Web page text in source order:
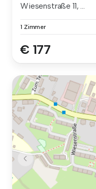
Wiesenstraße 11, ...
1 Zimmer
€ 177